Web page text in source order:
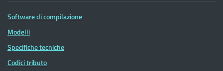
Software di compilazione
Modelli
Specifiche tecniche
Codici tributo